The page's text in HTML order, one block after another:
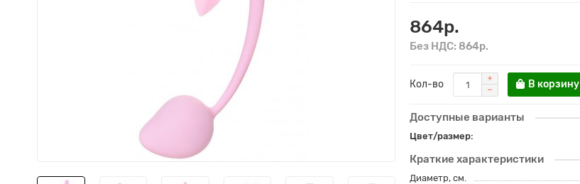
864р.
Без НДС: 864р.
Кол-во В корзину
Доступные варианты
Цвет/размер:
Краткие характеристики
Диаметр, см.